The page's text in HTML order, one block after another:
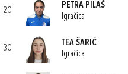
20
PETRA PILAŠ
Igračica
30
TEA ŠARIĆ
Igračica